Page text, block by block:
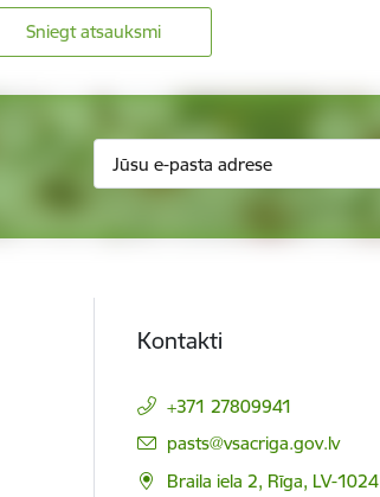
Sniegt atsauksmi
Kontakti
+371 27809941
E-pasts:
pasts@vsacriga.gov.lv
Braila iela 2, Rīga, LV-1024